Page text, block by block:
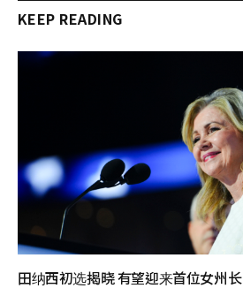
KEEP READING
田纳西初选揭晓 有望迎来首位女州长